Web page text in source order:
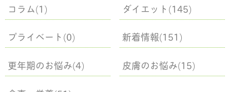
コラム(1)
ダイエット(145)
プライベート(0)
新着情報(151)
更年期のお悩み(4)
皮膚のお悩み(15)